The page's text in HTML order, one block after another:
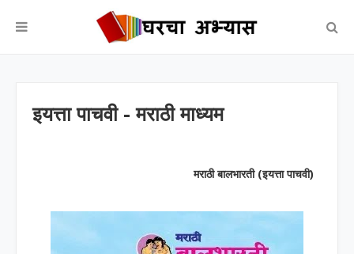
इयत्ता पाचवी - मराठी माध्यम
मराठी बालभारती (इयत्ता पाचवी)